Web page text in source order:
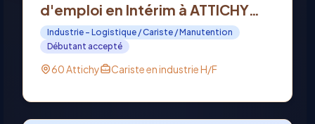
d'emploi en Intérim à ATTICHY
(60)
Industrie - Logistique / Cariste / Manutention
Débutant accepté
60 Attichy Cariste en industrie H/F